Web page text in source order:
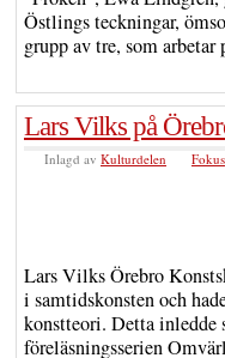
Östlings teckningar,
grupp av tre, som
Lars Vilks på
Inlagd av Kulturdelen Fokus
Lars Vilks Örebro
i samtidskonsten och
konstteori. Detta inledde
föreläsningsserien